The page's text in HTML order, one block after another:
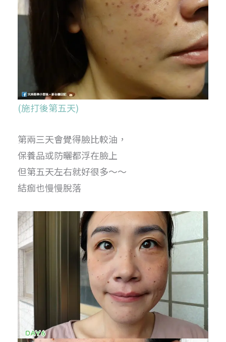
(施打後第五天)
第兩三天會覺得臉比較油，
保養品或防曬都浮在臉上
但第五天左右就好很多～～
結痂也慢慢脫落